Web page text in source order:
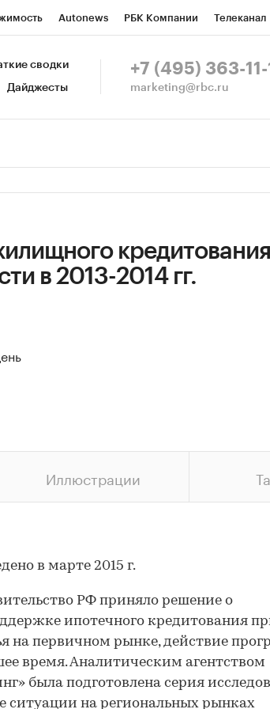
Autonews РБК Компании Телеканал
СПб Конференции СПб Спецпроекты
сводки
Дайджесты
+7 (495) 363-11-
marketing@rbc.ru
в 2013-2014 гг.
Иллюстрации
в марте 2015 г.
РФ приняло решение о
ипотечного кредитования
на первичном рынке, действие
время. Аналитическим агентством
была подготовлена серия
ситуации на региональных рынках